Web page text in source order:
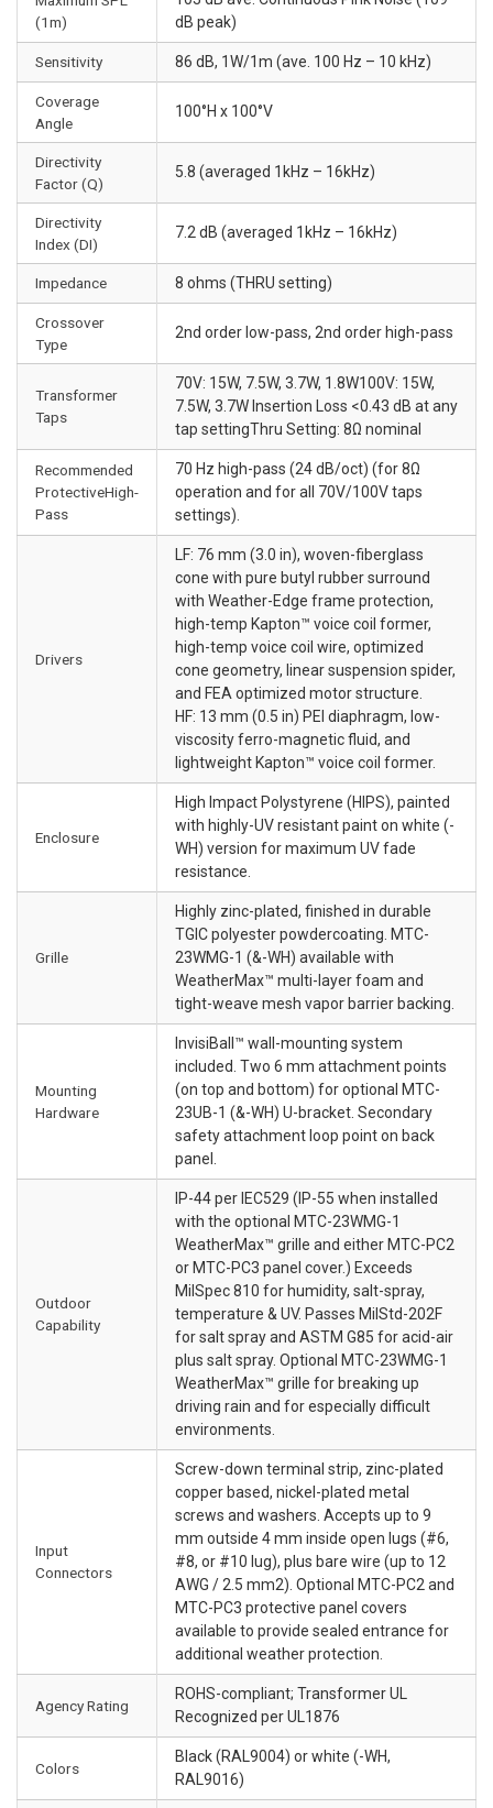
(1m)
dB peak)
Sensitivity 86 dB, 1W/1m (ave. 100 Hz – 10 kHz)
Coverage
Angle
100°H x 100°V
Directivity
Factor (Q)
5.8 (averaged 1kHz – 16kHz)
Directivity
Index (DI)
7.2 dB (averaged 1kHz – 16kHz)
Impedance 8 ohms (THRU setting)
Crossover
Type
2nd order low-pass, 2nd order high-pass
Transformer
Taps
70V: 15W, 7.5W, 3.7W, 1.8W100V: 15W,
7.5W, 3.7W Insertion Loss <0.43 dB at any
tap settingThru Setting: 8Ω nominal
Recommended
ProtectiveHigh-
Pass
70 Hz high-pass (24 dB/oct) (for 8Ω
operation and for all 70V/100V taps
settings).
Drivers
LF: 76 mm (3.0 in), woven-fiberglass
cone with pure butyl rubber surround
with Weather-Edge frame protection,
high-temp Kapton™ voice coil former,
high-temp voice coil wire, optimized
cone geometry, linear suspension spider,
and FEA optimized motor structure.
HF: 13 mm (0.5 in) PEI diaphragm, low-
viscosity ferro-magnetic fluid, and
lightweight Kapton™ voice coil former.
Enclosure
High Impact Polystyrene (HIPS), painted
with highly-UV resistant paint on white (-
WH) version for maximum UV fade
resistance.
Grille
Highly zinc-plated, finished in durable
TGIC polyester powdercoating. MTC-
23WMG-1 (&-WH) available with
WeatherMax™ multi-layer foam and
tight-weave mesh vapor barrier backing.
Mounting
Hardware
InvisiBall™ wall-mounting system
included. Two 6 mm attachment points
(on top and bottom) for optional MTC-
23UB-1 (&-WH) U-bracket. Secondary
safety attachment loop point on back
panel.
Outdoor
Capability
IP-44 per IEC529 (IP-55 when installed
with the optional MTC-23WMG-1
WeatherMax™ grille and either MTC-PC2
or MTC-PC3 panel cover.) Exceeds
MilSpec 810 for humidity, salt-spray,
temperature & UV. Passes MilStd-202F
for salt spray and ASTM G85 for acid-air
plus salt spray. Optional MTC-23WMG-1
WeatherMax™ grille for breaking up
driving rain and for especially difficult
environments.
Input
Connectors
Screw-down terminal strip, zinc-plated
copper based, nickel-plated metal
screws and washers. Accepts up to 9
mm outside 4 mm inside open lugs (#6,
#8, or #10 lug), plus bare wire (up to 12
AWG / 2.5 mm2). Optional MTC-PC2 and
MTC-PC3 protective panel covers
available to provide sealed entrance for
additional weather protection.
Agency Rating
ROHS-compliant; Transformer UL
Recognized per UL1876
Colors
Black (RAL9004) or white (-WH,
RAL9016)